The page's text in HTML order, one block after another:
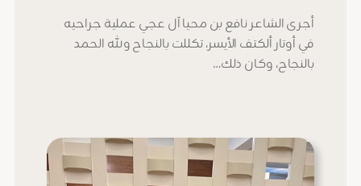
أجرى الشاعر نافع بن محيا آل عجي عملية جراحيه
في أوتار ألكتف الأيسر، تكللت بالنجاح ولله الحمد
بالنجاح، وكان ذلك…